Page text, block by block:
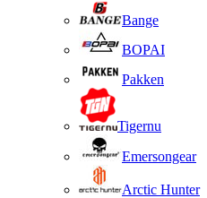
Bange
BOPAI
Pakken
Tigernu
Emersongear
Arctic Hunter